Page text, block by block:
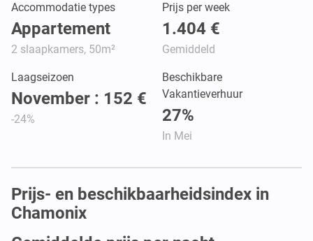
Accommodatie types
Appartement
2 slaapkamers, 50m²
Prijs per week
1.404 €
Gemiddeld
Laagseizoen
November : 152 €
-24%
Beschikbare
Vakantieverhuur
27%
In Mei
Prijs- en beschikbaarheidsindex in
Chamonix